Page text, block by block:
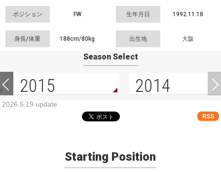
ポジション FW 生年月日 1992.11.18
身長/体重 188cm/80kg 出生地 大阪
Season Select
2015 2014
2026.5.19 update
RSS
Starting Position